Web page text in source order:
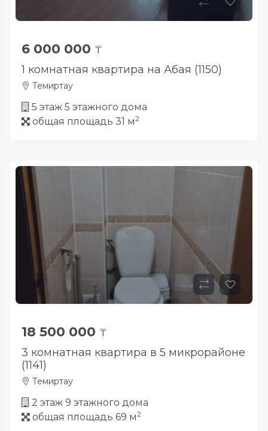
6 000 000 ₸
1 комнатная квартира на Абая (1150)
Темиртау
5 этаж 5 этажного дома
общая площадь 31 м2
18 500 000 ₸
3 комнатная квартира в 5 микрорайоне
(1141)
Темиртау
2 этаж 9 этажного дома
общая площадь 69 м2